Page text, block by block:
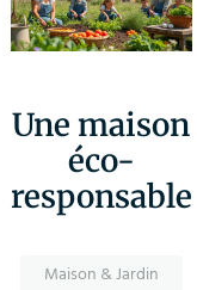
Une maison
éco-
responsable
Maison & Jardin